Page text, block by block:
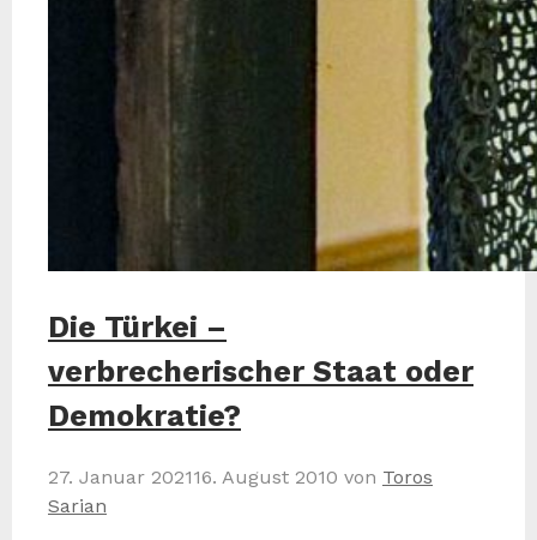
Die Türkei –
verbrecherischer Staat oder
Demokratie?
27. Januar 202116. August 2010 von Toros
Sarian